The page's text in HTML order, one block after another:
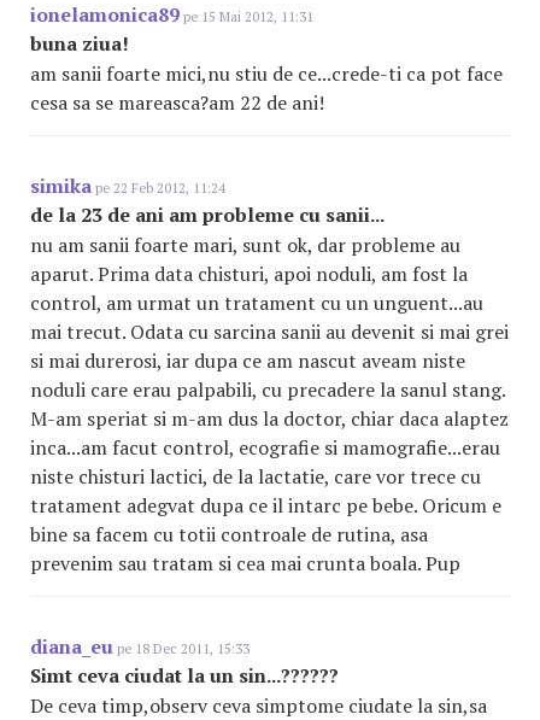
ionelamonica89 pe 15 Mai 2012, 11:31
buna ziua!
am sanii foarte mici,nu stiu de ce...crede-ti ca pot face
cesa sa se mareasca?am 22 de ani!
simika pe 22 Feb 2012, 11:24
de la 23 de ani am probleme cu sanii...
nu am sanii foarte mari, sunt ok, dar probleme au
aparut. Prima data chisturi, apoi noduli, am fost la
control, am urmat un tratament cu un unguent...au
mai trecut. Odata cu sarcina sanii au devenit si mai grei
si mai durerosi, iar dupa ce am nascut aveam niste
noduli care erau palpabili, cu precadere la sanul stang.
M-am speriat si m-am dus la doctor, chiar daca alaptez
inca...am facut control, ecografie si mamografie...erau
niste chisturi lactici, de la lactatie, care vor trece cu
tratament adegvat dupa ce il intarc pe bebe. Oricum e
bine sa facem cu totii controale de rutina, asa
prevenim sau tratam si cea mai crunta boala. Pup
diana_eu pe 18 Dec 2011, 15:33
Simt ceva ciudat la un sin...??????
De ceva timp,observ ceva simptome ciudate la sin,sa